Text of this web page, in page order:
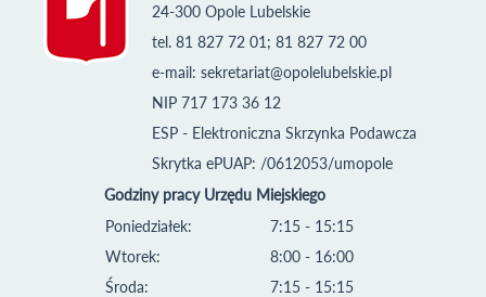
24-300 Opole Lubelskie
tel. 81 827 72 01; 81 827 72 00
e-mail: sekretariat@opolelubelskie.pl
NIP 717 173 36 12
ESP - Elektroniczna Skrzynka Podawcza
Skrytka ePUAP: /0612053/umopole
Godziny pracy Urzędu Miejskiego
Poniedziałek:
Wtorek:
Środa:
7:15 - 15:15
8:00 - 16:00
7:15 - 15:15